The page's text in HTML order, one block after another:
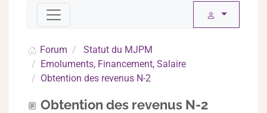
Forum
Statut du MJPM
Emoluments, Financement, Salaire
Obtention des revenus N-2
Obtention des revenus N-2